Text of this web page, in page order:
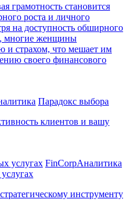
грамотность становится
роста и личного
на доступность обширного
многие женщины
и страхом, что мешает им
своего финансового
Парадокс выбора
клиентов и вашу
FinCorpАналитика
инструменту